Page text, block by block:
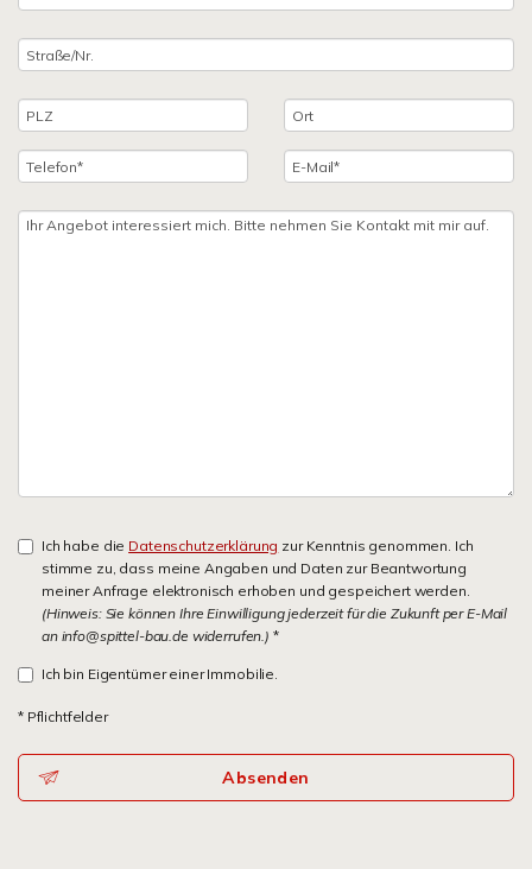
Ich habe die Datenschutzerklärung zur Kenntnis genommen. Ich
stimme zu, dass meine Angaben und Daten zur Beantwortung
meiner Anfrage elektronisch erhoben und gespeichert werden.
(Hinweis: Sie können Ihre Einwilligung jederzeit für die Zukunft per E-Mail
an info@spittel-bau.de widerrufen.) *
Ich bin Eigentümer einer Immobilie.
* Pflichtfelder
Absenden